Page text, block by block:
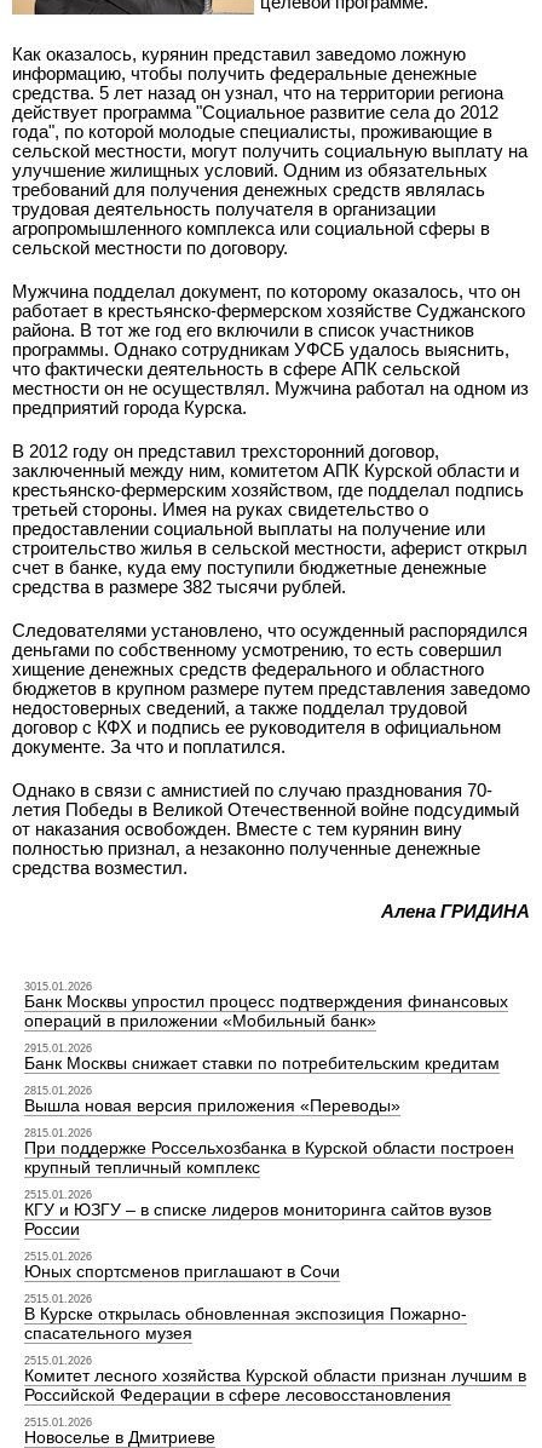
Как оказалось, курянин представил заведомо ложную
информацию, чтобы получить федеральные денежные
средства. 5 лет назад он узнал, что на территории региона
действует программа "Социальное развитие села до 2012
года", по которой молодые специалисты, проживающие в
сельской местности, могут получить социальную выплату на
улучшение жилищных условий. Одним из обязательных
требований для получения денежных средств являлась
трудовая деятельность получателя в организации
агропромышленного комплекса или социальной сферы в
сельской местности по договору.
Мужчина подделал документ, по которому оказалось, что он
работает в крестьянско-фермерском хозяйстве Суджанского
района. В тот же год его включили в список участников
программы. Однако сотрудникам УФСБ удалось выяснить,
что фактически деятельность в сфере АПК сельской
местности он не осуществлял. Мужчина работал на одном из
предприятий города Курска.
В 2012 году он представил трехсторонний договор,
заключенный между ним, комитетом АПК Курской области и
крестьянско-фермерским хозяйством, где подделал подпись
третьей стороны. Имея на руках свидетельство о
предоставлении социальной выплаты на получение или
строительство жилья в сельской местности, аферист открыл
счет в банке, куда ему поступили бюджетные денежные
средства в размере 382 тысячи рублей.
Следователями установлено, что осужденный распорядился
деньгами по собственному усмотрению, то есть совершил
хищение денежных средств федерального и областного
бюджетов в крупном размере путем представления заведомо
недостоверных сведений, а также подделал трудовой
договор с КФХ и подпись ее руководителя в официальном
документе. За что и поплатился.
Однако в связи с амнистией по случаю празднования 70-
летия Победы в Великой Отечественной войне подсудимый
от наказания освобожден. Вместе с тем курянин вину
полностью признал, а незаконно полученные денежные
средства возместил.
Алена ГРИДИНА
3015.01.2026
Банк Москвы упростил процесс подтверждения финансовых
операций в приложении «Мобильный банк»
2915.01.2026
Банк Москвы снижает ставки по потребительским кредитам
2815.01.2026
Вышла новая версия приложения «Переводы»
2815.01.2026
При поддержке Россельхозбанка в Курской области построен
крупный тепличный комплекс
2515.01.2026
КГУ и ЮЗГУ – в списке лидеров мониторинга сайтов вузов
России
2515.01.2026
Юных спортсменов приглашают в Сочи
2515.01.2026
В Курске открылась обновленная экспозиция Пожарно-
спасательного музея
2515.01.2026
Комитет лесного хозяйства Курской области признан лучшим в
Российской Федерации в сфере лесовосстановления
2515.01.2026
Новоселье в Дмитриеве